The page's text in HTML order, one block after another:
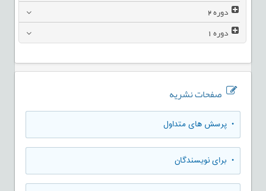
دوره2
دوره1
صفحات نشریه
• پرسش های متداول
• برای نویسندگان